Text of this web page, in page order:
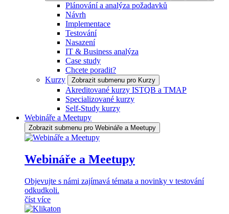
Plánování a analýza požadavků
Návrh
Implementace
Testování
Nasazení
IT & Business analýza
Case study
Chcete poradit?
Kurzy
Zobrazit submenu pro Kurzy
Akreditované kurzy ISTQB a TMAP
Specializované kurzy
Self-Study kurzy
Webináře a Meetupy
Zobrazit submenu pro Webináře a Meetupy
Webináře a Meetupy
Objevujte s námi zajímavá témata a novinky v testování
odkudkoli.
číst více